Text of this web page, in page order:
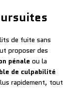
de fuite sans
proposer des
pénale ou la
de culpabilité
rapidement, tout